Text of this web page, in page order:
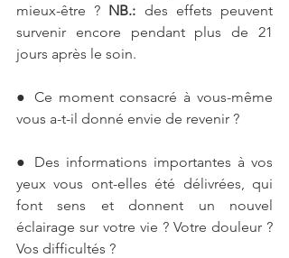
mieux-être ? NB.: des effets peuvent
survenir encore pendant plus de 21
jours après le soin.
● Ce moment consacré à vous-même
vous a-t-il donné envie de revenir ?
● Des informations importantes à vos
yeux vous ont-elles été délivrées, qui
font sens et donnent un nouvel
éclairage sur votre vie ? Votre douleur ?
Vos difficultés ?